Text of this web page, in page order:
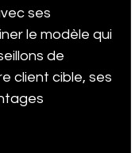
ses
le modèle qui
de
client cible, ses